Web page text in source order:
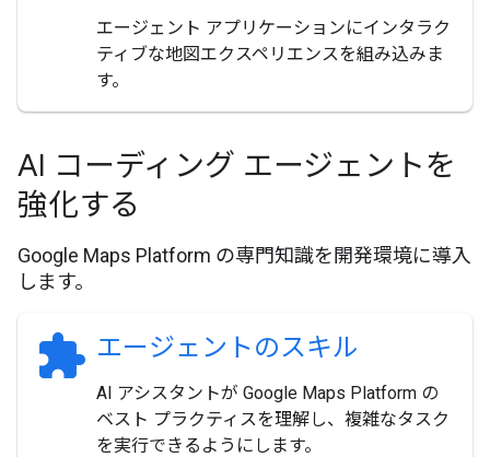
エージェント アプリケーションにインタラク
ティブな地図エクスペリエンスを組み込みま
す。
AI コーディング エージェントを
強化する
Google Maps Platform の専門知識を開発環境に導入
します。
extension エージェントのスキル
AI アシスタントが Google Maps Platform の
ベスト プラクティスを理解し、複雑なタスク
を実行できるようにします。